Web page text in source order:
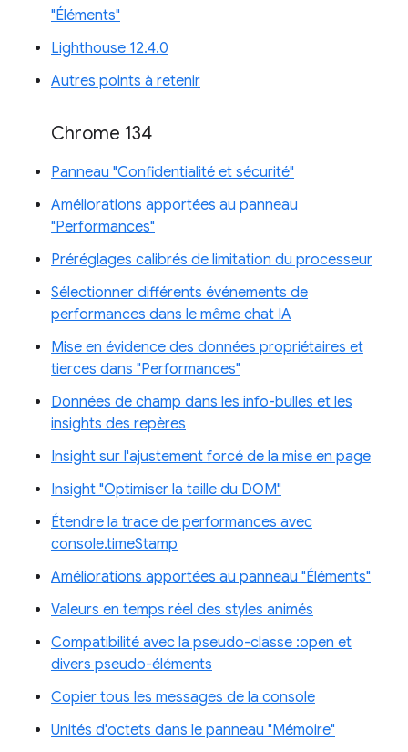
"Éléments"
Lighthouse 12.4.0
Autres points à retenir
Chrome 134
Panneau "Confidentialité et sécurité"
Améliorations apportées au panneau
"Performances"
Préréglages calibrés de limitation du processeur
Sélectionner différents événements de
performances dans le même chat IA
Mise en évidence des données propriétaires et
tierces dans "Performances"
Données de champ dans les info-bulles et les
insights des repères
Insight sur l'ajustement forcé de la mise en page
Insight "Optimiser la taille du DOM"
Étendre la trace de performances avec
console.timeStamp
Améliorations apportées au panneau "Éléments"
Valeurs en temps réel des styles animés
Compatibilité avec la pseudo-classe :open et
divers pseudo-éléments
Copier tous les messages de la console
Unités d'octets dans le panneau "Mémoire"